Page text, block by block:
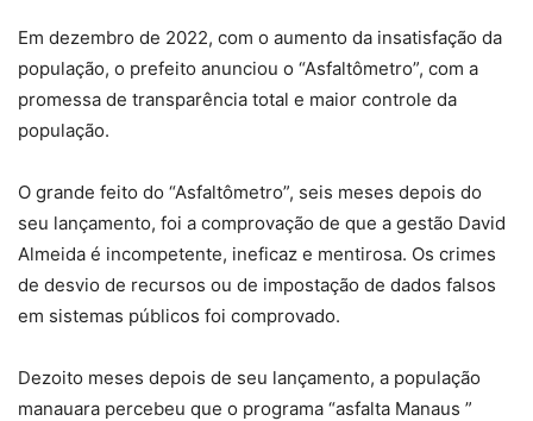
Em dezembro de 2022, com o aumento da insatisfação da
população, o prefeito anunciou o “Asfaltômetro”, com a
promessa de transparência total e maior controle da
população.
O grande feito do “Asfaltômetro”, seis meses depois do
seu lançamento, foi a comprovação de que a gestão David
Almeida é incompetente, ineficaz e mentirosa. Os crimes
de desvio de recursos ou de impostação de dados falsos
em sistemas públicos foi comprovado.
Dezoito meses depois de seu lançamento, a população
manauara percebeu que o programa “asfalta Manaus ”